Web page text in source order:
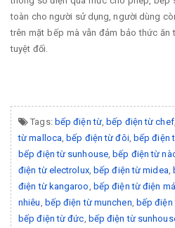
toàn cho người sử dụng, người dùng
trên mặt bếp mà vẫn đảm bảo thức ăn
tuyệt đối.
Tags: bếp điện từ, bếp điện từ chef,
từ malloca, bếp điện từ đôi, bếp điện
bếp điện từ sunhouse, bếp điện từ
điện từ electrolux, bếp điện từ midea,
điện từ kangaroo, bếp điện từ điện
nhiêu, bếp điện từ munchen, bếp
bếp điện từ đức, bếp điện từ